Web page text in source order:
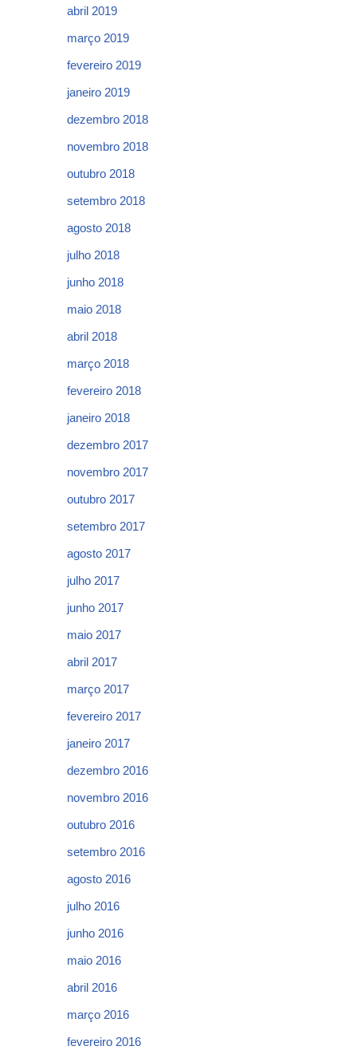
abril 2019
março 2019
fevereiro 2019
janeiro 2019
dezembro 2018
novembro 2018
outubro 2018
setembro 2018
agosto 2018
julho 2018
junho 2018
maio 2018
abril 2018
março 2018
fevereiro 2018
janeiro 2018
dezembro 2017
novembro 2017
outubro 2017
setembro 2017
agosto 2017
julho 2017
junho 2017
maio 2017
abril 2017
março 2017
fevereiro 2017
janeiro 2017
dezembro 2016
novembro 2016
outubro 2016
setembro 2016
agosto 2016
julho 2016
junho 2016
maio 2016
abril 2016
março 2016
fevereiro 2016